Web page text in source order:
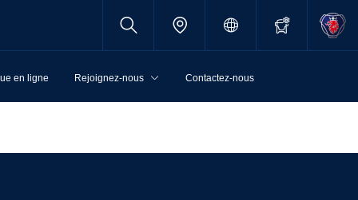
en ligne Rejoignez-nous Contactez-nous